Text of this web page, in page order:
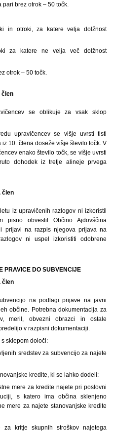
pari brez otrok – 50 točk.
in otroki, za katere velja dolžnost
za katere ne velja več dolžnost
otrok – 50 točk.
člen
se oblikuje za vsak sklop
upravičencev se višje uvrsti tisti
10. člena doseže višje število točk. V
enako število točk, se višje uvrsti
dohodek iz tretje alineje prvega
člen
iz upravičenih razlogov ni izkoristil
obvestil Občino Ajdovščina
prijavi na razpis njegova prijava na
ni uspel izkoristiti odobrene
PRAVICE DO SUBVENCIJE
člen
na podlagi prijave na javni
občine. Potrebna dokumentacija za
meril, obvezni obrazci in ostale
v razpisni dokumentaciji.
sklepom določi:
sredstev za subvencijo za najete
kredite, ki se lahko dodeli:
mere za kredite najete pri poslovni
s katero ima občina sklenjeno
mere za najete stanovanjske kredite
kritje skupnih stroškov najetega